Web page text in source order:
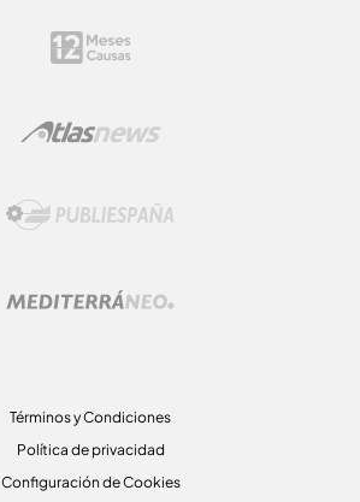
Términos y Condiciones
Política de privacidad
Configuración de Cookies